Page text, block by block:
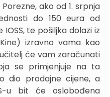
ako od 1. srpnja
do 150 eura od
te pošiljka dolazi iz
izravno vama kao
će vam zaračunati
se primjenjuje na ta
dio prodajne cijene, a
u bit će oslobođena